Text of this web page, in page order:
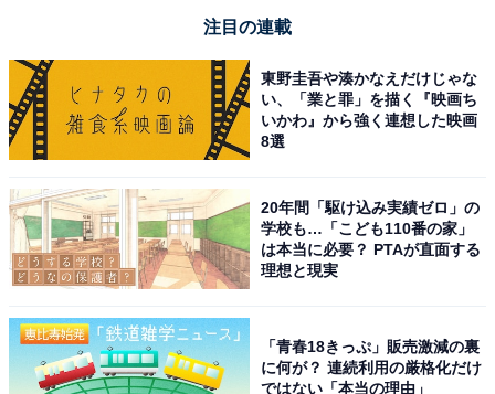
注目の連載
東野圭吾や湊かなえだけじゃな
い、「業と罪」を描く『映画ち
いかわ』から強く連想した映画
8選
20年間「駆け込み実績ゼロ」の
学校も…「こども110番の家」
は本当に必要？ PTAが直面する
理想と現実
「青春18きっぷ」販売激減の裏
に何が？ 連続利用の厳格化だけ
ではない「本当の理由」